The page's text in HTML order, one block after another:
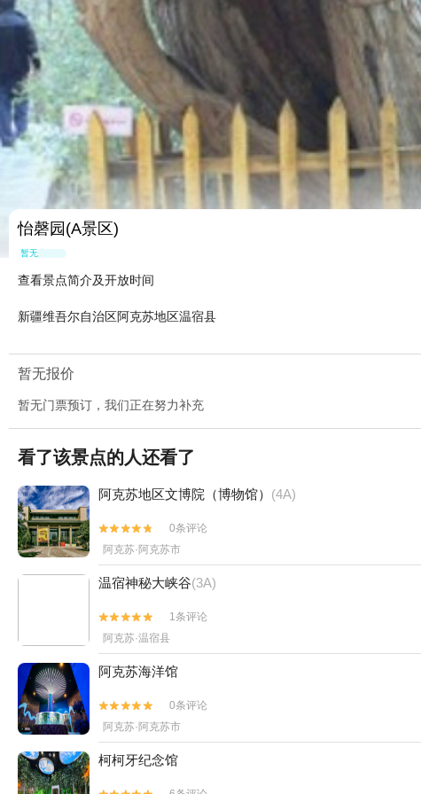
怡磬园(A景区)
暂无点评
查看景点简介及开放时间
新疆维吾尔自治区阿克苏地区温宿县
暂无报价
暂无门票预订，我们正在努力补充
看了该景点的人还看了
阿克苏地区文博院（博物馆） (4A)


0条评论
阿克苏·阿克苏市
温宿神秘大峡谷(3A)


1条评论
阿克苏·温宿县
阿克苏海洋馆


0条评论
阿克苏·阿克苏市
柯柯牙纪念馆